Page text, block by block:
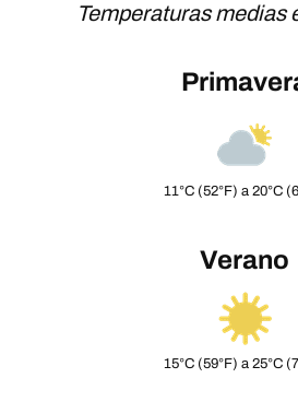
Temperaturas medias
11°C (52°F) a 20°C
Verano
15°C (59°F) a 25°C